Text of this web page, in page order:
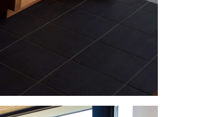
、HUMPに関するお問い合わせはこちらへ
合わせ
Follow us